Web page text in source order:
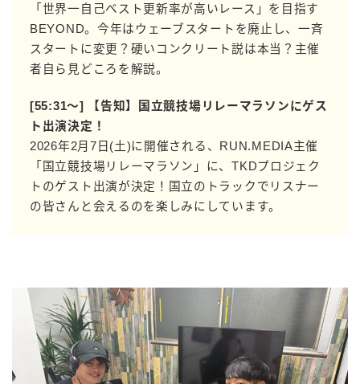
「世界一自己ベスト更新率が高いレース」を目指す
BEYOND。今年はウェーブスタートを廃止し、一斉
スタートに変更？硬いコンクリート説は本当？主催
者自ら見どころを解説。
[55:31〜] 【告知】国立競技場リレーマラソンにゲス
ト出演決定！
2026年2月7日(土)に開催される、RUN.MEDIA主催
「国立競技場リレーマラソン」に、TKDプロジェク
トのゲスト出演が決定！国立のトラックでリスナー
の皆さんと会えるのを楽しみにしています。